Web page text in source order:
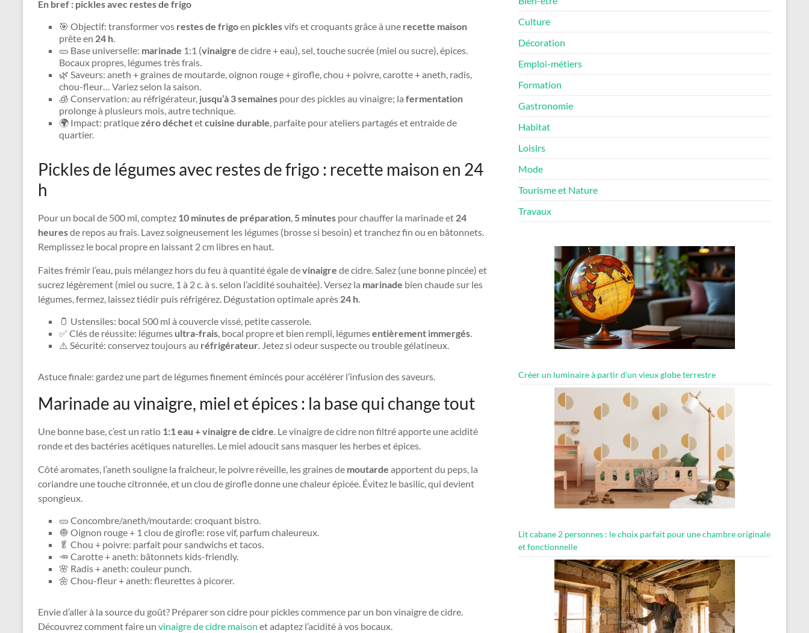
En bref : pickles avec restes de frigo
🎯 Objectif: transformer vos restes de frigoen picklesvifs et croquants grâce à une recette maison
prête en 24 h.
🥒 Base universelle: marinade 1:1 (vinaigre de cidre + eau), sel, touche sucrée (miel ou sucre), épices.
Bocaux propres, légumes très frais.
🌿 Saveurs: aneth + graines de moutarde, oignon rouge + girofle, chou + poivre, carotte + aneth, radis,
chou-fleur… Variez selon la saison.
🧊 Conservation: au réfrigérateur, jusqu’à 3 semaines pour des pickles au vinaigre; la fermentation
prolonge à plusieurs mois, autre technique.
🌍 Impact: pratiquezéro déchetetcuisine durable, parfaite pour ateliers partagés et entraide de
quartier.
Pickles de légumes avec restes de frigo : recette maison en 24
h
Pour un bocal de 500 ml, comptez 10 minutes de préparation, 5 minutes pour chauffer la marinade et 24
heuresde repos au frais. Lavez soigneusement les légumes (brosse si besoin) et tranchez fin ou en bâtonnets.
Remplissez le bocal propre en laissant 2 cm libres en haut.
Faites frémir l’eau, puis mélangez hors du feu à quantité égale devinaigre de cidre. Salez (une bonne pincée) et
sucrez légèrement (miel ou sucre, 1 à 2 c. à s. selon l’acidité souhaitée). Versez la marinade bien chaude sur les
légumes, fermez, laissez tiédir puis réfrigérez. Dégustation optimale après 24 h.
🫙 Ustensiles: bocal 500 ml à couvercle vissé, petite casserole.
✅ Clés de réussite: légumes ultra-frais, bocal propre et bien rempli, légumesentièrement immergés.
⚠️ Sécurité: conservez toujours au réfrigérateur. Jetez si odeur suspecte ou trouble gélatineux.
Astuce finale: gardez une part de légumes finement émincés pour accélérer l’infusion des saveurs.
Marinade au vinaigre, miel et épices : la base qui change tout
Une bonne base, c’est un ratio 1:1 eau + vinaigre de cidre. Le vinaigre de cidre non filtré apporte une acidité
ronde et des bactéries acétiques naturelles. Le miel adoucit sans masquer les herbes et épices.
Côté aromates, l’aneth souligne la fraîcheur, le poivre réveille, les graines de moutarde apportent du peps, la
coriandre une touche citronnée, et un clou de girofle donne une chaleur épicée. Évitez le basilic, qui devient
spongieux.
🥒 Concombre/aneth/moutarde: croquant bistro.
🧅 Oignon rouge + 1 clou de girofle: rose vif, parfum chaleureux.
🥬 Chou + poivre: parfait pour sandwichs et tacos.
🥕 Carotte + aneth: bâtonnets kids-friendly.
🌸 Radis + aneth: couleur punch.
🌼 Chou-fleur + aneth: fleurettes à picorer.
Envie d’aller à la source du goût? Préparer son cidre pour pickles commence par un bon vinaigre de cidre.
Découvrez comment faire un vinaigre de cidre maison et adaptez l’acidité à vos bocaux.
Culture
Décoration
Emploi-métiers
Formation
Gastronomie
Habitat
Loisirs
Mode
Tourisme et Nature
Travaux
Créer un luminaire à partir d’un vieux globe terrestre
Lit cabane 2 personnes : le choix parfait pour une chambre originale
et fonctionnelle